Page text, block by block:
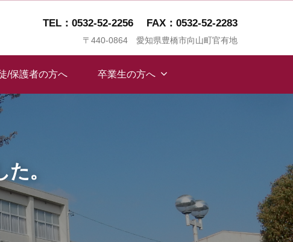
TEL：0532-52-2256 FAX：0532-52-2283
〒440-0864 愛知県豊橋市向山町官有地
/保護者の方へ 卒業生の方へ
。